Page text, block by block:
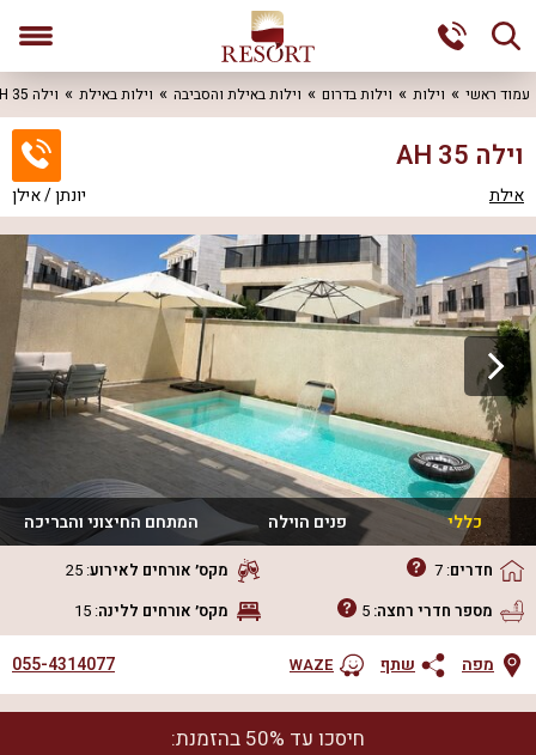
עמוד ראשי וילות וילות בדרום וילות באילת והסביבה וילות באילת וילה AH 35
וילה AH 35
אילת יונתן / אילן
כללי פנים הוילה המתחם החיצוני והבריכה
חדרים:
7 מקס׳ אורחים לאירוע:
25
מספר חדרי רחצה:5 מקס׳ אורחים ללינה:
15
מפה שתף WAZE
055-4314077
חיסכו עד 50% בהזמנת: